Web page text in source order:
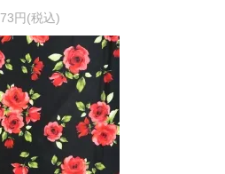
円(税込)